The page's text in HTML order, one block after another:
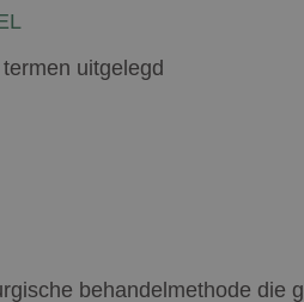
uitgelegd
behandelmethode die